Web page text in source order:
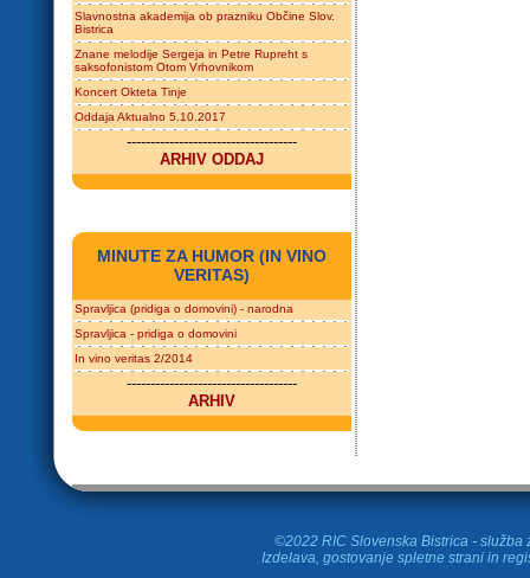
Slavnostna akademija ob prazniku Občine Slov.
Bistrica
Znane melodije Sergeja in Petre Rupreht s
saksofonistom Otom Vrhovnikom
Koncert Okteta Tinje
Oddaja Aktualno 5.10.2017
------------------------------------
ARHIV ODDAJ
MINUTE ZA HUMOR (IN VINO
VERITAS)
Spravljica (pridiga o domovini) - narodna
Spravljica - pridiga o domovini
In vino veritas 2/2014
------------------------------------
ARHIV
©2022 RIC Slovenska Bistrica - služba
Izdelava, gostovanje spletne strani in